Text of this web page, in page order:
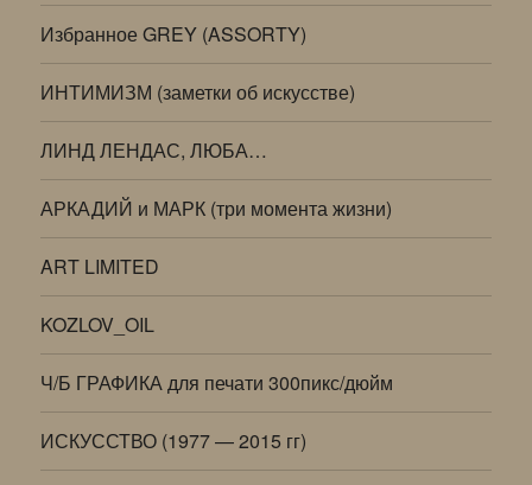
Избранное GREY (ASSORTY)
ИНТИМИЗМ (заметки об искусстве)
ЛИНД ЛЕНДАС, ЛЮБА…
АРКАДИЙ и МАРК (три момента жизни)
ART LIMITED
KOZLOV_OIL
Ч/Б ГРАФИКА для печати 300пикс/дюйм
ИСКУССТВО (1977 — 2015 гг)